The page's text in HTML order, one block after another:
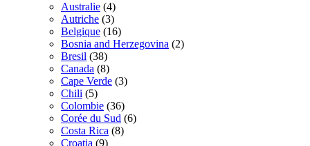
Australie (4)
Autriche (3)
Belgique (16)
Bosnia and Herzegovina (2)
Bresil (38)
Canada (8)
Cape Verde (3)
Chili (5)
Colombie (36)
Corée du Sud (6)
Costa Rica (8)
Croatia (9)